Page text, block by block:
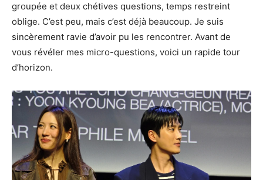
groupée et deux chétives questions, temps restreint
oblige. C’est peu, mais c’est déjà beaucoup. Je suis
sincèrement ravie d’avoir pu les rencontrer. Avant de
vous révéler mes micro-questions, voici un rapide tour
d’horizon.